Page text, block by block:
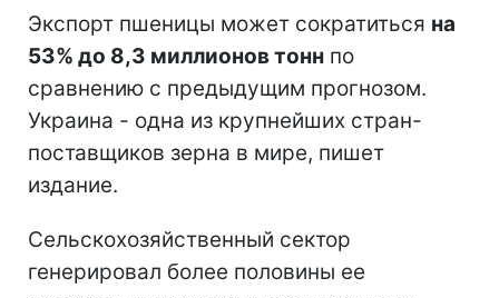
Экспорт пшеницы может сократиться на
53% до 8,3 миллионов тонн по
сравнению с предыдущим прогнозом.
Украина - одна из крупнейших стран-
поставщиков зерна в мире, пишет
издание.
Сельскохозяйственный сектор
генерировал более половины ее